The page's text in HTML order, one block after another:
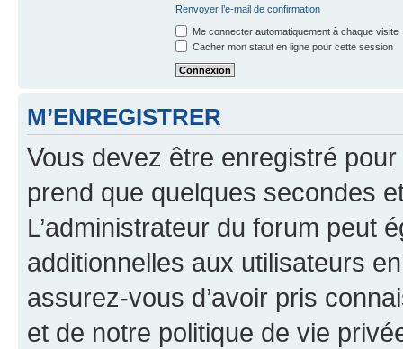
Renvoyer l’e-mail de confirmation
Me connecter automatiquement à chaque visite
Cacher mon statut en ligne pour cette session
M’ENREGISTRER
Vous devez être enregistré
prend que quelques secondes
L’administrateur du forum peut
additionnelles aux utilisateurs
assurez-vous d’avoir pris
et de notre politique de vie